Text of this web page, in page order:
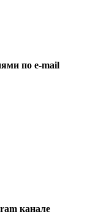
по e-mail
канале